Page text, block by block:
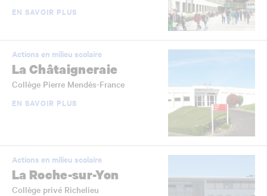
EN SAVOIR PLUS
Actions en milieu scolaire
La Châtaigneraie
Collège Pierre Mendès-France
EN SAVOIR PLUS
Actions en milieu scolaire
La Roche-sur-Yon
Collège privé Richelieu